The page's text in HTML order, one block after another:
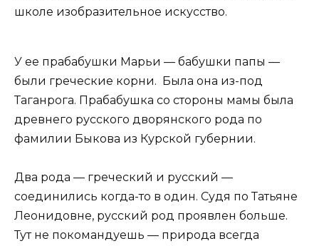
школе изобразительное искусство.
У ее прабабушки Марьи — бабушки папы —
были греческие корни. Была она из-под
Таганрога. Прабабушка со стороны мамы была
древнего русского дворянского рода по
фамилии Быкова из Курской губернии.
Два рода — греческий и русский —
соединились когда-то в один. Судя по Татьяне
Леонидовне, русский род проявлен больше.
Тут не покомандуешь — природа всегда